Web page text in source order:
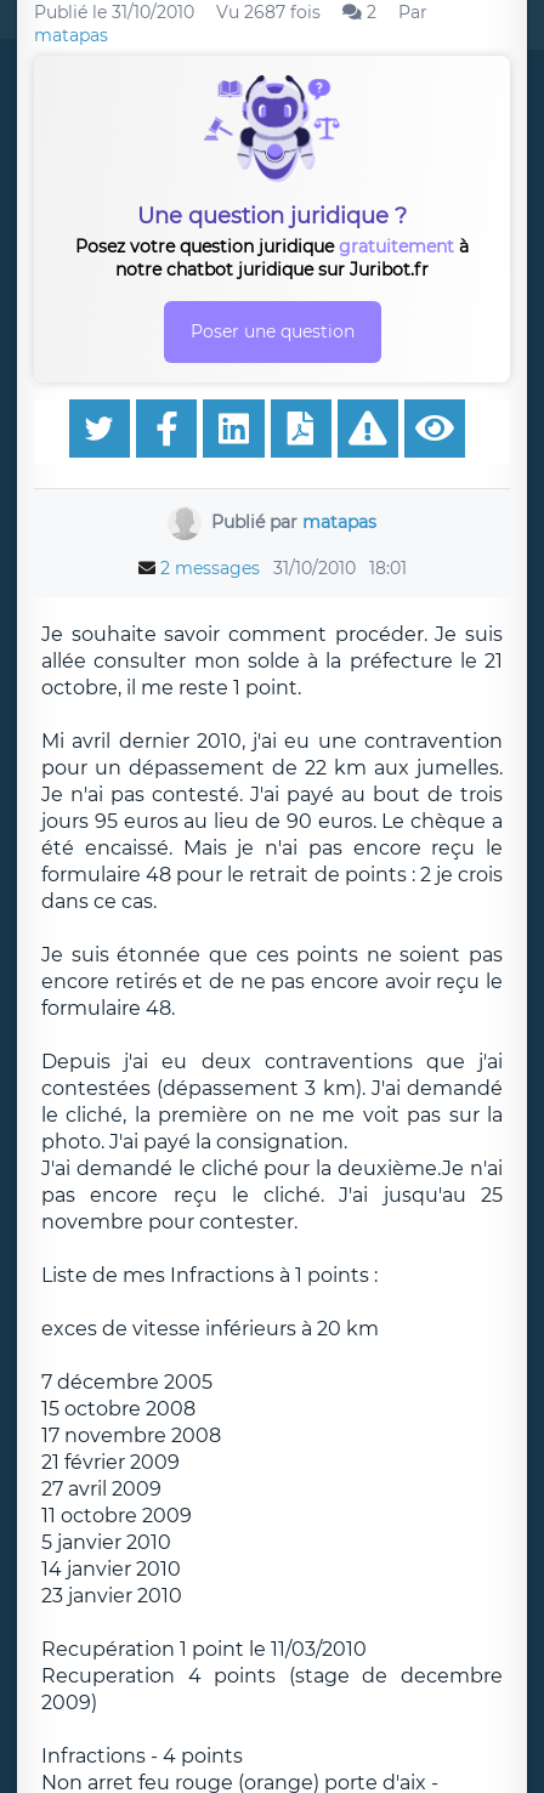
Publié le 31/10/2010 Vu 2687 fois 2
Par
matapas
Une question juridique ?
Posez votre question juridiquegratuitement à
notre chatbot juridique sur Juribot.fr
Poser une question
Publié par matapas
2 messages 31/10/2010 18:01
Je souhaite savoir comment procéder. Je suis
allée consulter mon solde à la préfecture le 21
octobre, il me reste 1 point.
Mi avril dernier 2010, j'ai eu une contravention
pour un dépassement de 22 km aux jumelles.
Je n'ai pas contesté. J'ai payé au bout de trois
jours 95 euros au lieu de 90 euros. Le chèque a
été encaissé. Mais je n'ai pas encore reçu le
formulaire 48 pour le retrait de points : 2 je crois
dans ce cas.
Je suis étonnée que ces points ne soient pas
encore retirés et de ne pas encore avoir reçu le
formulaire 48.
Depuis j'ai eu deux contraventions que j'ai
contestées (dépassement 3 km). J'ai demandé
le cliché, la première on ne me voit pas sur la
photo. J'ai payé la consignation.
J'ai demandé le cliché pour la deuxième.Je n'ai
pas encore reçu le cliché. J'ai jusqu'au 25
novembre pour contester.
Liste de mes Infractions à 1 points :
exces de vitesse inférieurs à 20 km
7 décembre 2005
15 octobre 2008
17 novembre 2008
21 février 2009
27 avril 2009
11 octobre 2009
5 janvier 2010
14 janvier 2010
23 janvier 2010
Recupération 1 point le 11/03/2010
Recuperation 4 points (stage de decembre
2009)
Infractions - 4 points
Non arret feu rouge (orange) porte d'aix -